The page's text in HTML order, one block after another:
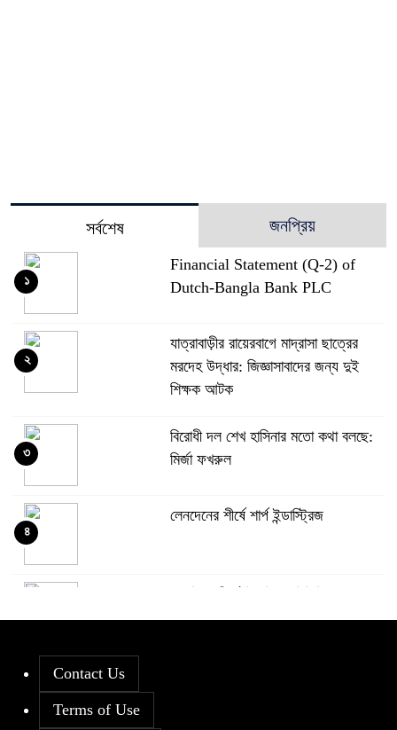
সর্বশেষ জনপ্রিয়
Financial Statement (Q-2) of
Dutch-Bangla Bank PLC
১
যাত্রাবাড়ীর রায়েরবাগে মাদ্রাসা ছাত্রের
মরদেহ উদ্ধার: জিজ্ঞাসাবাদের জন্য দুই
শিক্ষক আটক
২
বিরোধী দল শেখ হাসিনার মতো কথা বলছে:
মির্জা ফখরুল
৩
লেনদেনের শীর্ষে শার্প ইন্ডাস্ট্রিজ
৪
মিউচুয়াল ফান্ড
Contact Us
Terms of Use